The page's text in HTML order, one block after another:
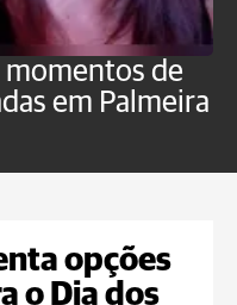
de
em Palmeira
opções
o Dia dos